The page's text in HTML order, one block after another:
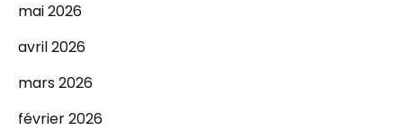
mai 2026
avril 2026
mars 2026
février 2026